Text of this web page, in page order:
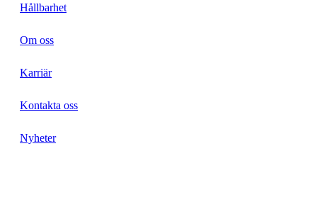
Hållbarhet
Om oss
Karriär
Kontakta oss
Nyheter